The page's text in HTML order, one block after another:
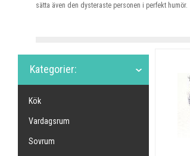
sätta även den dysteraste personen i perfekt humör.
Kategorier:
Kök
Vardagsrum
Sovrum